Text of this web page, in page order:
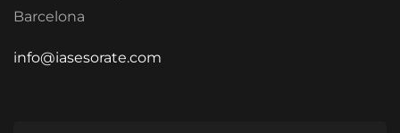
Barcelona
info@iasesorate.com